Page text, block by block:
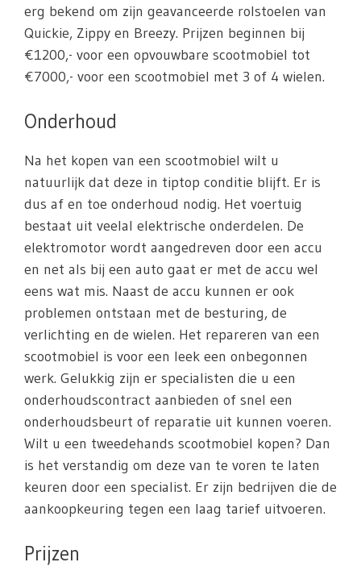
erg bekend om zijn geavanceerde rolstoelen van
Quickie, Zippy en Breezy. Prijzen beginnen bij
€1200,- voor een opvouwbare scootmobiel tot
€7000,- voor een scootmobiel met 3 of 4 wielen.
Onderhoud
Na het kopen van een scootmobiel wilt u
natuurlijk dat deze in tiptop conditie blijft. Er is
dus af en toe onderhoud nodig. Het voertuig
bestaat uit veelal elektrische onderdelen. De
elektromotor wordt aangedreven door een accu
en net als bij een auto gaat er met de accu wel
eens wat mis. Naast de accu kunnen er ook
problemen ontstaan met de besturing, de
verlichting en de wielen. Het repareren van een
scootmobiel is voor een leek een onbegonnen
werk. Gelukkig zijn er specialisten die u een
onderhoudscontract aanbieden of snel een
onderhoudsbeurt of reparatie uit kunnen voeren.
Wilt u een tweedehands scootmobiel kopen? Dan
is het verstandig om deze van te voren te laten
keuren door een specialist. Er zijn bedrijven die de
aankoopkeuring tegen een laag tarief uitvoeren.
Prijzen